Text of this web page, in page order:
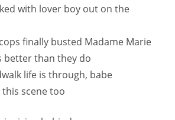
with lover boy out on the
finally busted Madame Marie
better than they do
life is through, babe
scene too